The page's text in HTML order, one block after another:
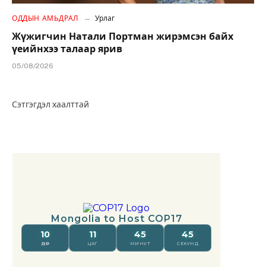
ОДДЫН АМЬДРАЛ Урлаг
Жүжигчин Натали Портман жирэмсэн байх
үеийнхээ талаар ярив
05/08/2026
Сэтгэгдэл хаалттай